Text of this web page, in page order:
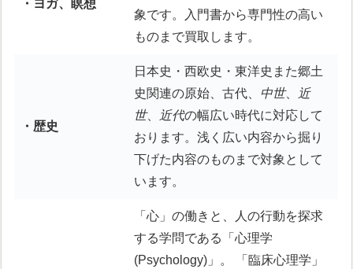
・ヨガ、瞑想
象です。入門書から専門性の高い
ものまで買取します。
・歴史
日本史・西欧史・東洋史また郷土
史関連の原始、古代、
中世、
近
世、 近代の幅広い時代に対応して
おります。浅く広い内容から掘り
下げた内容のものまで対象として
います。
「心」の働きと、人の行動を探求
する学問である「心理学
(Psychology)」。 「臨床心理学」